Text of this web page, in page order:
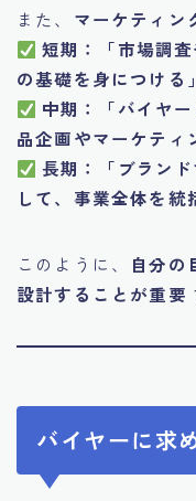
また、 マーケティン
短期：「市場調
の基礎を身につける」
中期：「バイヤ
品企画やマーケティ
長期：「ブラン
して、事業全体を統
このように、
自分の
設計することが重要
バイヤーに求